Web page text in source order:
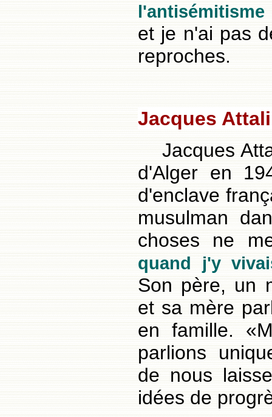
et je n'ai pas
reproches.
Jacques
Jacques
d'Alger en
d'enclave
musulman
choses ne
quand j'y
Son père, un
et sa mère
en famille.
parlions
de nous
idées de